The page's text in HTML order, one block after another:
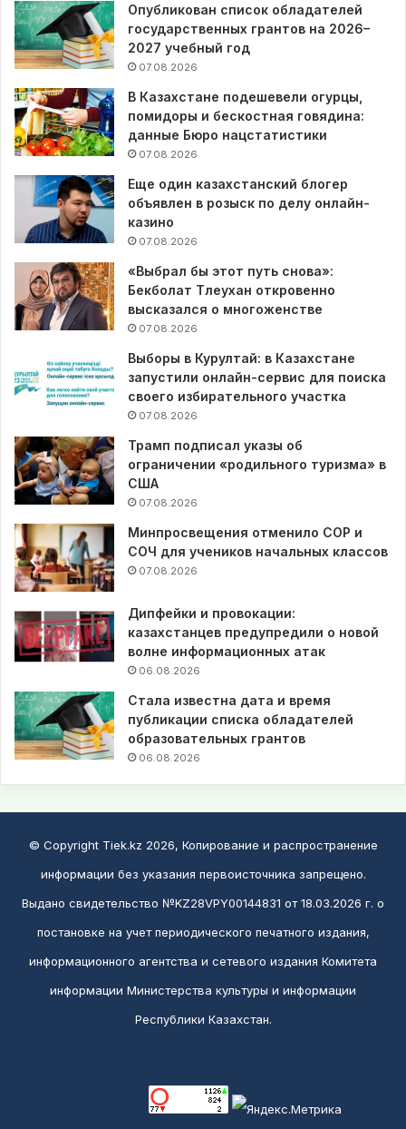
Опубликован список обладателей
государственных грантов на 2026–
2027 учебный год
07.08.2026
В Казахстане подешевели огурцы,
помидоры и бескостная говядина:
данные Бюро нацстатистики
07.08.2026
Еще один казахстанский блогер
объявлен в розыск по делу онлайн-
казино
07.08.2026
«Выбрал бы этот путь снова»:
Бекболат Тлеухан откровенно
высказался о многоженстве
07.08.2026
Выборы в Курултай: в Казахстане
запустили онлайн-сервис для поиска
своего избирательного участка
07.08.2026
Трамп подписал указы об
ограничении «родильного туризма» в
США
07.08.2026
Минпросвещения отменило СОР и
СОЧ для учеников начальных классов
07.08.2026
Дипфейки и провокации:
казахстанцев предупредили о новой
волне информационных атак
06.08.2026
Стала известна дата и время
публикации списка обладателей
образовательных грантов
06.08.2026
© Copyright Tiek.kz 2026, Копирование и распространение
информации без указания первоисточника запрещено.
Выдано свидетельство №KZ28VPY00144831 от 18.03.2026 г. о
постановке на учет периодического печатного издания,
информационного агентства и сетевого издания Комитета
информации Министерства культуры и информации
Республики Казахстан.